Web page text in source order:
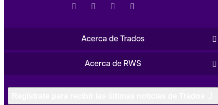
Acerca de Trados
Acerca de RWS